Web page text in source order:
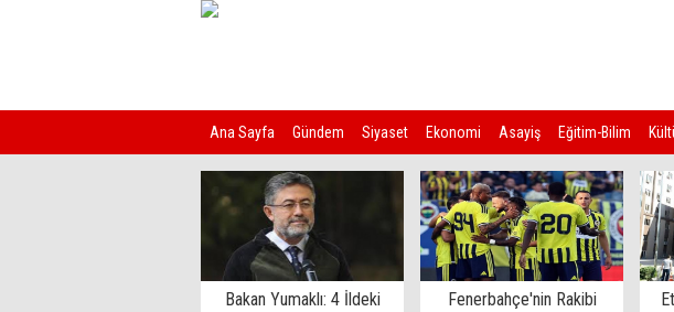
Ana Sayfa Gündem Siyaset Ekonomi Asayiş Eğitim-Bilim
Kim Kimdir?
Bakan Yumaklı: 4 İldeki
Fenerbahçe'nin Rakibi